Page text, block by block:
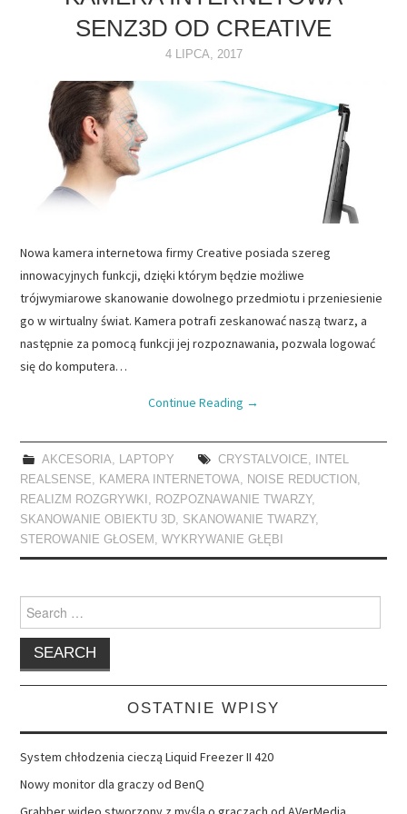
NAPĘDY
OPROGRAMOWANIE
INTERNET
SENZ3D OD CREATIVE
4 LIPCA, 2017
Nowa kamera internetowa firmy Creative posiada szereg
innowacyjnych funkcji, dzięki którym będzie możliwe
trójwymiarowe skanowanie dowolnego przedmiotu i przeniesienie
go w wirtualny świat. Kamera potrafi zeskanować naszą twarz, a
następnie za pomocą funkcji jej rozpoznawania, pozwala logować
się do komputera…
Continue Reading →
AKCESORIA, LAPTOPY CRYSTALVOICE,
INTEL
REALSENSE, KAMERA INTERNETOWA, NOISE REDUCTION ,
REALIZM ROZGRYWKI , ROZPOZNAWANIE TWARZY,
SKANOWANIE OBIEKTU 3D, SKANOWANIE TWARZY,
STEROWANIE GŁOSEM ,WYKRYWANIE GŁĘBI
Search
for:
OSTATNIE WPISY
System chłodzenia cieczą Liquid Freezer II 420
Nowy monitor dla graczy od BenQ